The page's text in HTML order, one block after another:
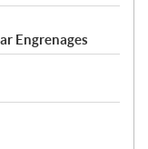
Engrenages